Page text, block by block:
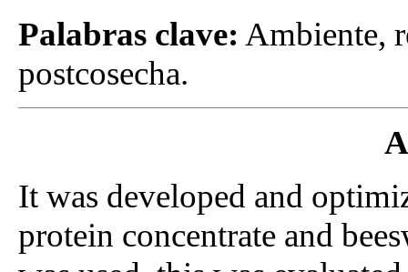
Palabras clave: Ambiente,
postcosecha.
It was developed and
protein concentrate and